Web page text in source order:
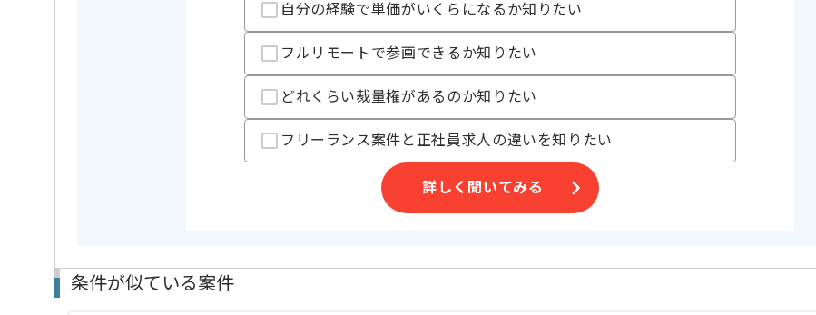
複数案件を保有している企業ですので、
ご経験と実績に応じて別案件のご提案も差し上げる場合がございます。
新しいアイディアや技術を積極的に導入し、
経験豊富なメンバーと成長が出来る環境でございます。
スキルアップされたい方、長期的に参画されたい方にオススメの案件です。
自分の経験で単価がいくらになるか知りたい
フルリモートで参画できるか知りたい
どれくらい裁量権があるのか知りたい
フリーランス案件と正社員求人の違いを知りたい
詳しく聞いてみる
条件が似ている案件